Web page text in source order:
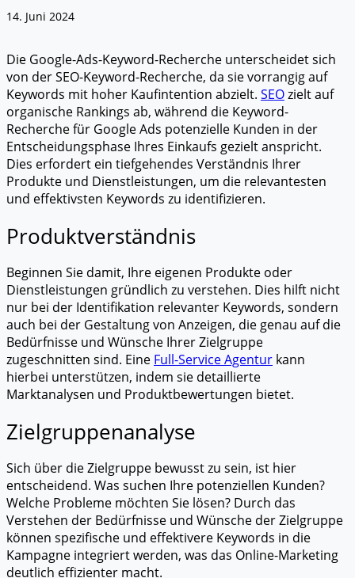
14. Juni 2024
Die Google-Ads-Keyword-Recherche unterscheidet sich
von der SEO-Keyword-Recherche, da sie vorrangig auf
Keywords mit hoher Kaufintention abzielt. SEOzielt auf
organische Rankings ab, während die Keyword-
Recherche für Google Ads potenzielle Kunden in der
Entscheidungsphase Ihres Einkaufs gezielt anspricht.
Dies erfordert ein tiefgehendes Verständnis Ihrer
Produkte und Dienstleistungen, um die relevantesten
und effektivsten Keywords zu identifizieren.
Produktverständnis
Beginnen Sie damit, Ihre eigenen Produkte oder
Dienstleistungen gründlich zu verstehen. Dies hilft nicht
nur bei der Identifikation relevanter Keywords, sondern
auch bei der Gestaltung von Anzeigen, die genau auf die
Bedürfnisse und Wünsche Ihrer Zielgruppe
zugeschnitten sind. Eine Full-Service Agentur kann
hierbei unterstützen, indem sie detaillierte
Marktanalysen und Produktbewertungen bietet.
Zielgruppenanalyse
Sich über die Zielgruppe bewusst zu sein, ist hier
entscheidend. Was suchen Ihre potenziellen Kunden?
Welche Probleme möchten Sie lösen? Durch das
Verstehen der Bedürfnisse und Wünsche der Zielgruppe
können spezifische und effektivere Keywords in die
Kampagne integriert werden, was das Online-Marketing
deutlich effizienter macht.